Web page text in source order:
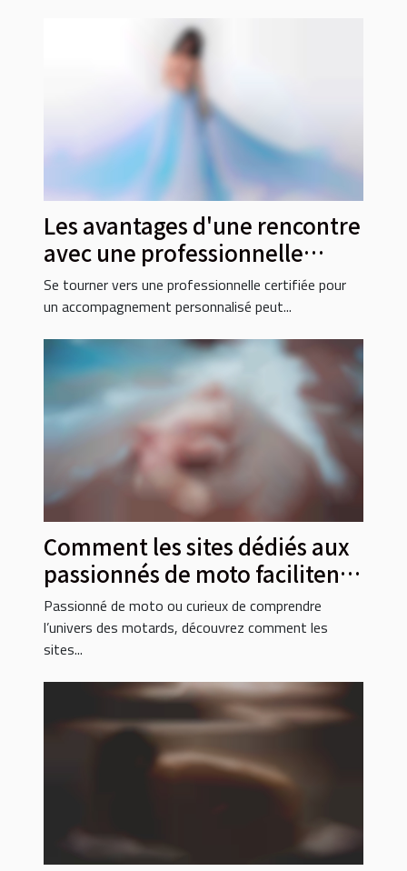
Les avantages d'une rencontre
avec une professionnelle
certifiée
Se tourner vers une professionnelle certifiée pour
un accompagnement personnalisé peut...
Comment les sites dédiés aux
passionnés de moto facilitent
les rencontres ?
Passionné de moto ou curieux de comprendre
l’univers des motards, découvrez comment les
sites...